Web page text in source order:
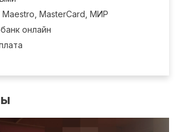
Maestro, MasterCard, МИР
онлайн